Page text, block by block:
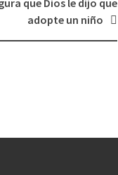
que Dios le dijo que
adopte un niño